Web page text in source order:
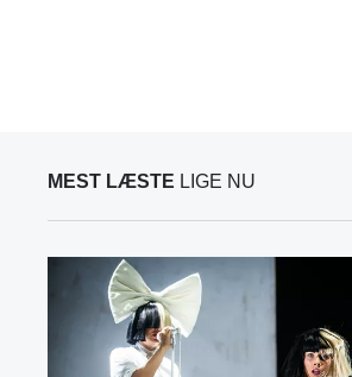
MEST LÆSTE LIGE NU